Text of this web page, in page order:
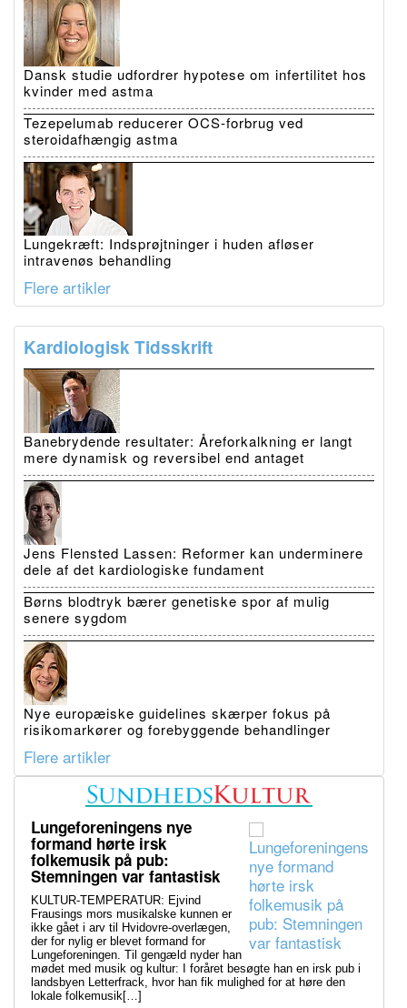
Dansk studie udfordrer hypotese om infertilitet hos
kvinder med astma
Tezepelumab reducerer OCS-forbrug ved
steroidafhængig astma
Lungekræft: Indsprøjtninger i huden afløser
intravenøs behandling
Flere artikler
Kardiologisk Tidsskrift
Banebrydende resultater: Åreforkalkning er langt
mere dynamisk og reversibel end antaget
Jens Flensted Lassen: Reformer kan underminere
dele af det kardiologiske fundament
Børns blodtryk bærer genetiske spor af mulig
senere sygdom
Nye europæiske guidelines skærper fokus på
risikomarkører og forebyggende behandlinger
Flere artikler
Lungeforeningens nye
formand hørte irsk
folkemusik på pub:
Stemningen var fantastisk
KULTUR-TEMPERATUR: Ejvind
Frausings mors musikalske kunnen er
ikke gået i arv til Hvidovre-overlægen,
der for nylig er blevet formand for
Lungeforeningen. Til gengæld nyder han
mødet med musik og kultur: I foråret besøgte han en irsk pub i
landsbyen Letterfrack, hvor han fik mulighed for at høre den
lokale folkemusik[…]